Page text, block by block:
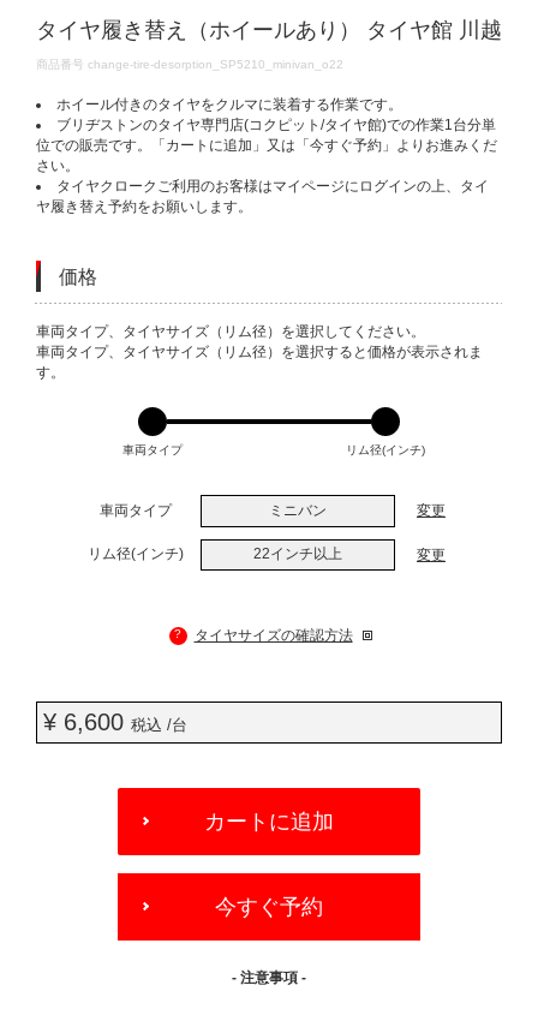
タイヤ履き替え（ホイールあり） タイヤ館 川越
DETAILS
商品番号 change-tire-desorption_SP5210_minivan_o22
ホイール付きのタイヤをクルマに装着する作業です。
ブリヂストンのタイヤ専門店(コクピット/タイヤ館)での作業1台分単
位での販売です。「カートに追加」又は「今すぐ予約」よりお進みくだ
さい。
タイヤクロークご利用のお客様はマイページにログインの上、タイ
ヤ履き替え予約をお願いします。
価格
VARIATIONS
車両タイプ、タイヤサイズ（リム径）を選択してください。
車両タイプ、タイヤサイズ（リム径）を選択すると価格が表示されま
す。
車両タイプ リム径(インチ)
車両タイプ ミニバン 変更
リム径(インチ) 22インチ以上 変更
? タイヤサイズの確認方法
¥ 6,600 税込 /台
OPTIONS
カートに追加
今すぐ予約
- 注意事項 -